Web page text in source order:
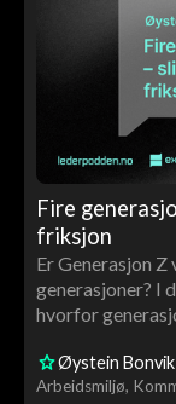
Fire
friksjon
Er Generasjon
generasjoner? I
hvorfor
kommunikasjon
episode om
Øystein Bonvik
Arbeidsmiljø